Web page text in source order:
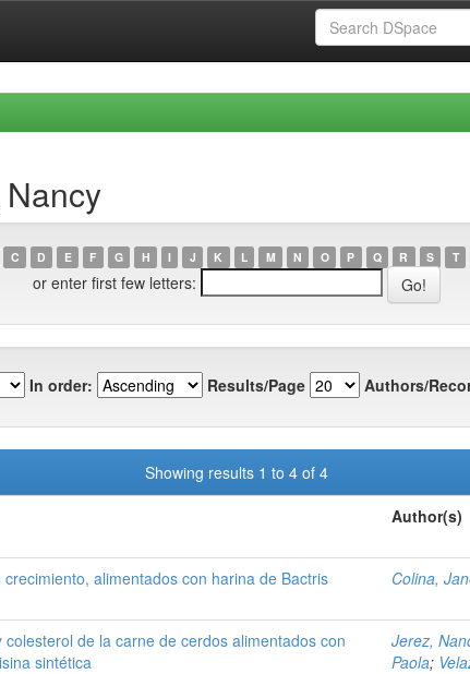
C D E F G H I J K L M N O P Q R S T
or enter first few letters:
In order: Results/Page Authors/
Showing results 1 to 4 of 4
Author(s)
alimentados con harina de Bactris
Colina,
de la carne de cerdos alimentados con
sintética
Jerez,
Paola;